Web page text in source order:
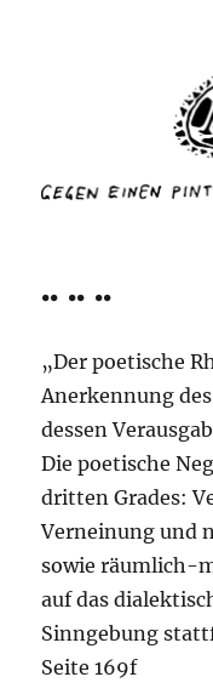
.. .. ..
„Der poetische
Anerkennung
dessen
Die poetische
dritten Grades:
Verneinung und
sowie räumlich-
auf das
Sinngebung
Seite 169f